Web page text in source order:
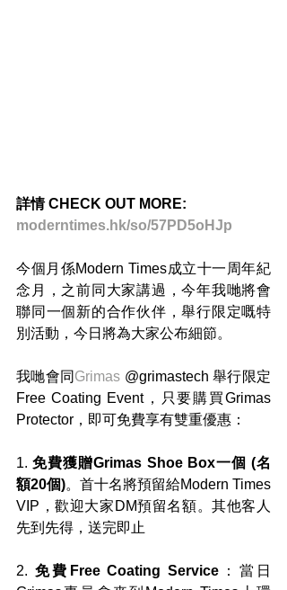
詳情 CHECK OUT MORE:
moderntimes.hk/so/57PD5oHJp
今個月係Modern Times成立十一周年紀
念月，之前同大家講過，今年我哋將會
聯同一個新的合作伙伴，舉行限定嘅特
別活動，今日將為大家公布細節。
我哋會同 Grimas @grimastech 舉行限定
Free Coating Event，只要購買Grimas
Protector，即可免費享有雙重優惠：
1. 免費獲贈Grimas Shoe Box一個 (名
額20個)。首十名將預留給Modern Times
VIP，歡迎大家DM預留名額。其他客人
先到先得，送完即止
2. 免費Free Coating Service：當日